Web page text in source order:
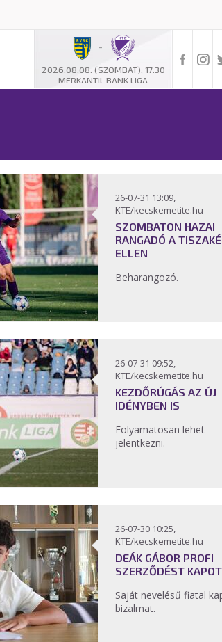
-
2026.08.08. (SZOMBAT), 17:30
MERKANTIL BANK LIGA
26-07-31 13:09,
KTE/kecskemetite.hu
SZOMBATON HAZAI
RANGADÓ A
ELLEN
Beharangozó.
26-07-31 09:52,
KTE/kecskemetite.hu
KEZDŐRÚGÁS AZ ÚJ
IDÉNYBEN IS
Folyamatosan lehet
jelentkezni.
26-07-30 10:25,
KTE/kecskemetite.hu
DEÁK GÁBOR PROFI
SZERZŐDÉST
Saját nevelésű fiatal
bizalmat.